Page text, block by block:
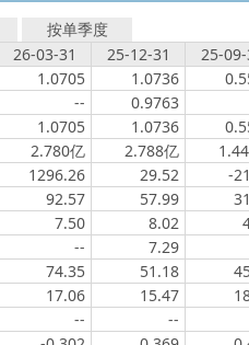
按单季度
26-03-31 25-12-31
25-
1.0705 1.0736
--
0.9763
1.0705 1.0736
2.780亿 2.788亿
1296.26 29.52
-
92.57 57.99
7.50 8.02
--
7.29
74.35 51.18
17.06 15.47
--
--